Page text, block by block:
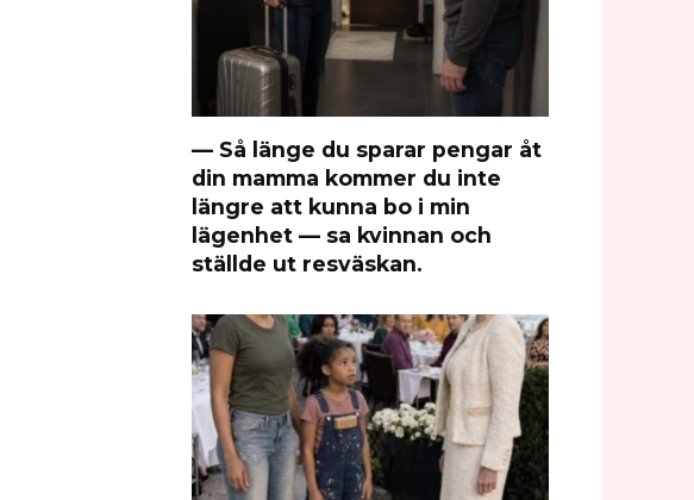
— Så länge du sparar pengar åt
din mamma kommer du inte
längre att kunna bo i min
lägenhet — sa kvinnan och
ställde ut resväskan.